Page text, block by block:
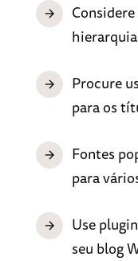
Procure
para os
Fontes
para
Use
seu blog